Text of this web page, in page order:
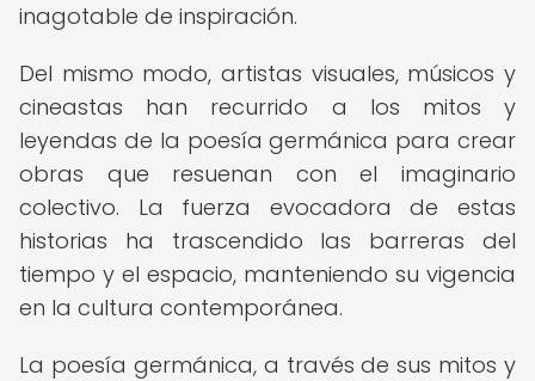
inagotable de inspiración.
Del mismo modo, artistas visuales, músicos y
cineastas han recurrido a los mitos y
leyendas de la poesía germánica para crear
obras que resuenan con el imaginario
colectivo. La fuerza evocadora de estas
historias ha trascendido las barreras del
tiempo y el espacio, manteniendo su vigencia
en la cultura contemporánea.
La poesía germánica, a través de sus mitos y